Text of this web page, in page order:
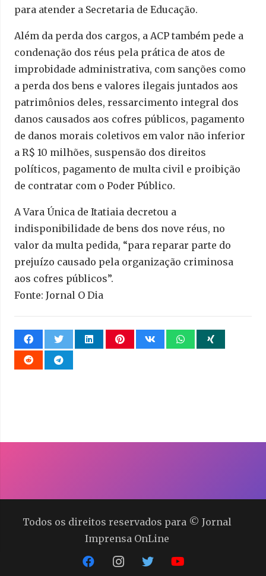
para atender a Secretaria de Educação.
Além da perda dos cargos, a ACP também pede a
condenação dos réus pela prática de atos de
improbidade administrativa, com sanções como
a perda dos bens e valores ilegais juntados aos
patrimônios deles, ressarcimento integral dos
danos causados aos cofres públicos, pagamento
de danos morais coletivos em valor não inferior
a R$ 10 milhões, suspensão dos direitos
políticos, pagamento de multa civil e proibição
de contratar com o Poder Público.
A Vara Única de Itatiaia decretou a
indisponibilidade de bens dos nove réus, no
valor da multa pedida, “para reparar parte do
prejuízo causado pela organização criminosa
aos cofres públicos”.
Fonte: Jornal O Dia
Todos os direitos reservados para © Jornal
Imprensa OnLine